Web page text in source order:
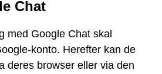
Chat
med Google Chat skal
konto. Herefter kan de
deres browser eller via den